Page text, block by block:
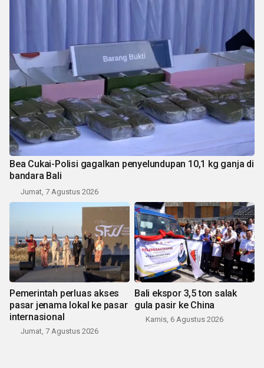
Bea Cukai-Polisi gagalkan penyelundupan 10,1 kg ganja di
bandara Bali
Jumat, 7 Agustus 2026
Pemerintah perluas akses
pasar jenama lokal ke pasar
internasional
Jumat, 7 Agustus 2026
Bali ekspor 3,5 ton salak
gula pasir ke China
Kamis, 6 Agustus 2026